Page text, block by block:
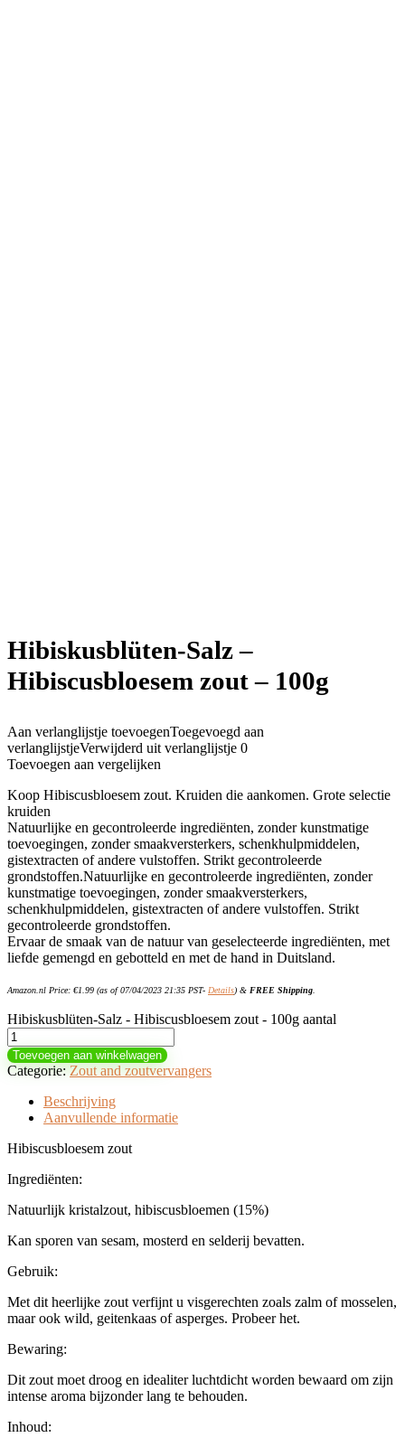
Hibiskusblüten-Salz –
Hibiscusbloesem zout – 100g
Aan verlanglijstje toevoegenToegevoegd aan
verlanglijstjeVerwijderd uit verlanglijstje 0
Toevoegen aan vergelijken
Koop Hibiscusbloesem zout. Kruiden die aankomen. Grote selectie
kruiden
Natuurlijke en gecontroleerde ingrediënten, zonder kunstmatige
toevoegingen, zonder smaakversterkers, schenkhulpmiddelen,
gistextracten of andere vulstoffen. Strikt gecontroleerde
grondstoffen.Natuurlijke en gecontroleerde ingrediënten, zonder
kunstmatige toevoegingen, zonder smaakversterkers,
schenkhulpmiddelen, gistextracten of andere vulstoffen. Strikt
gecontroleerde grondstoffen.
Ervaar de smaak van de natuur van geselecteerde ingrediënten, met
liefde gemengd en gebotteld en met de hand in Duitsland.
Amazon.nl Price: €1.99 (as of 07/04/2023 21:35 PST- Details) & FREE Shipping
Hibiskusblüten-Salz - Hibiscusbloesem zout - 100g aantal
Toevoegen aan winkelwagen
Categorie: Zout and zoutvervangers
Beschrijving
Aanvullende informatie
Hibiscusbloesem zout
Ingrediënten:
Natuurlijk kristalzout, hibiscusbloemen (15%)
Kan sporen van sesam, mosterd en selderij bevatten.
Gebruik:
Met dit heerlijke zout verfijnt u visgerechten zoals zalm of mosselen,
maar ook wild, geitenkaas of asperges. Probeer het.
Bewaring:
Dit zout moet droog en idealiter luchtdicht worden bewaard om zijn
intense aroma bijzonder lang te behouden.
Inhoud: